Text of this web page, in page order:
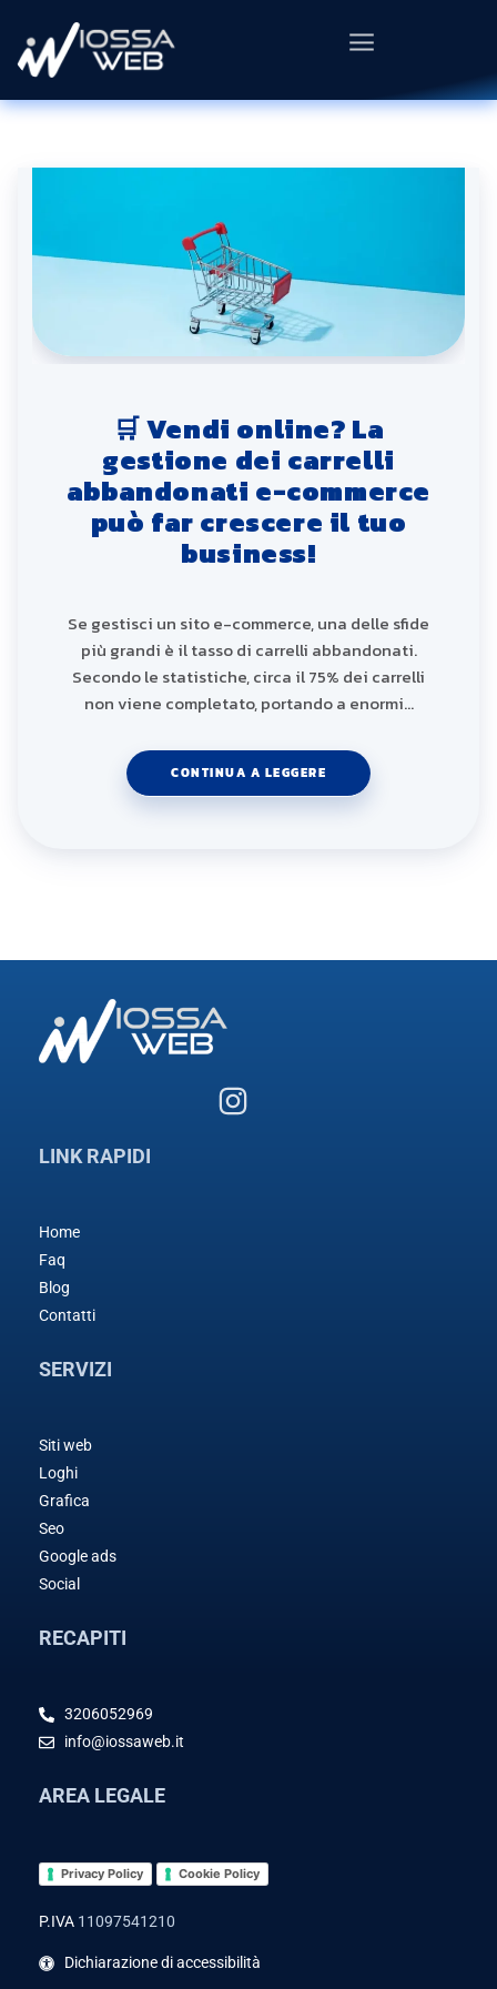
🛒 Vendi online? La
gestione dei carrelli
abbandonati e-commerce
può far crescere il tuo
business!
Se gestisci un sito e-commerce, una delle sfide
più grandi è il tasso di carrelli abbandonati.
Secondo le statistiche, circa il 75% dei carrelli
non viene completato, portando a enormi…
CONTINUA A LEGGERE
LINK RAPIDI
Home
Faq
Blog
Contatti
SERVIZI
Siti web
Loghi
Grafica
Seo
Google ads
Social
RECAPITI
3206052969
info@iossaweb.it
AREA LEGALE
Privacy Policy Cookie Policy
P.IVA 11097541210
Dichiarazione di accessibilità